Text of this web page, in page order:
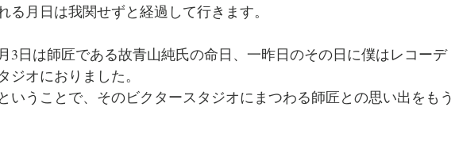
る月日は我関せずと経過して行きます。
3日は師匠である故青山純氏の命日、一昨日のその日に僕はレコーデ
オにおりました。
いうことで、そのビクタースタジオにまつわる師匠との思い出をもう